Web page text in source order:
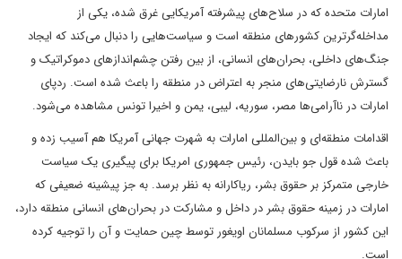
امارات متحده که در سلاح‌های پیشرفته آمریکایی غرق شده، یکی از
مداخله‌گرترین کشورهای منطقه است و سیاست‌هایی را دنبال می‌کند که ایجاد
جنگ‌های داخلی، بحران‌های انسانی، از بین رفتن چشم‌اندازهای دموکراتیک و
گسترش نارضایتی‌های منجر به اعتراض در منطقه را باعث شده است. ردپای
امارات در ناآرامی‌ها مصر، سوریه، لیبی، یمن و اخیرا تونس مشاهده می‌شود.
اقدامات منطقه‌ای و بین‌المللی امارات به شهرت جهانی آمریکا هم آسیب زده و
باعث شده قول جو بایدن، رئیس جمهوری امریکا برای پیگیری یک سیاست
خارجی متمرکز بر حقوق بشر، ریاکارانه به نظر برسد. به جز پیشینه ضعیفی که
امارات در زمینه حقوق بشر در داخل و مشارکت در بحران‌های انسانی منطقه دارد،
این کشور از سرکوب مسلمانان اویغور توسط چین حمایت و آن را توجیه کرده
است.